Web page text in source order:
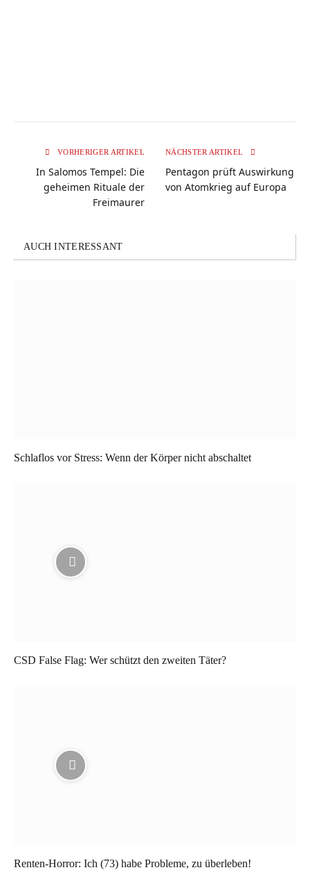
VORHERIGER ARTIKEL
In Salomos Tempel: Die
geheimen Rituale der
Freimaurer
NÄCHSTER ARTIKEL
Pentagon prüft Auswirkung
von Atomkrieg auf Europa
AUCH INTERESSANT
Schlaflos vor Stress: Wenn der Körper nicht abschaltet
CSD False Flag: Wer schützt den zweiten Täter?
Renten-Horror: Ich (73) habe Probleme, zu überleben!